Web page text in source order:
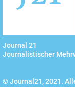
Journal 21
Journalistischer
© Journal21, 2021.